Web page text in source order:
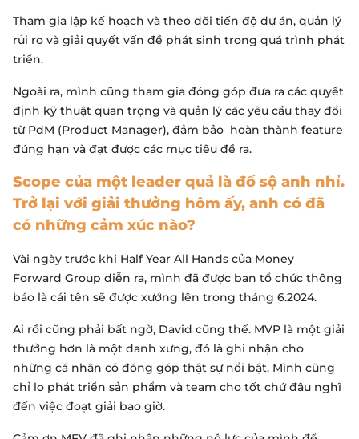
Tham gia lập kế hoạch và theo dõi tiến độ dự án, quản lý
rủi ro và giải quyết vấn đề phát sinh trong quá trình phát
triển.
Ngoài ra, mình cũng tham gia đóng góp đưa ra các quyết
định kỹ thuật quan trọng và quản lý các yêu cầu thay đổi
từ PdM (Product Manager), đảm bảo hoàn thành feature
đúng hạn và đạt được các mục tiêu đề ra.
Scope của một leader quả là đồ sộ anh nhỉ.
Trở lại với giải thưởng hôm ấy, anh có đã
có những cảm xúc nào?
Vài ngày trước khi Half Year All Hands của Money
Forward Group diễn ra, mình đã được ban tổ chức thông
báo là cái tên sẽ được xướng lên trong tháng 6.2024.
Ai rồi cũng phải bất ngờ, David cũng thế. MVP là một giải
thưởng hơn là một danh xưng, đó là ghi nhận cho
những cá nhân có đóng góp thật sự nổi bật. Mình cũng
chỉ lo phát triển sản phẩm và team cho tốt chứ đâu nghĩ
đến việc đoạt giải bao giờ.